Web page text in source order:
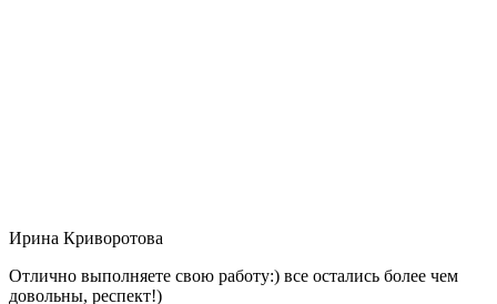
Ирина Криворотова
Отлично выполняете свою работу:) все остались более чем
довольны, респект!)